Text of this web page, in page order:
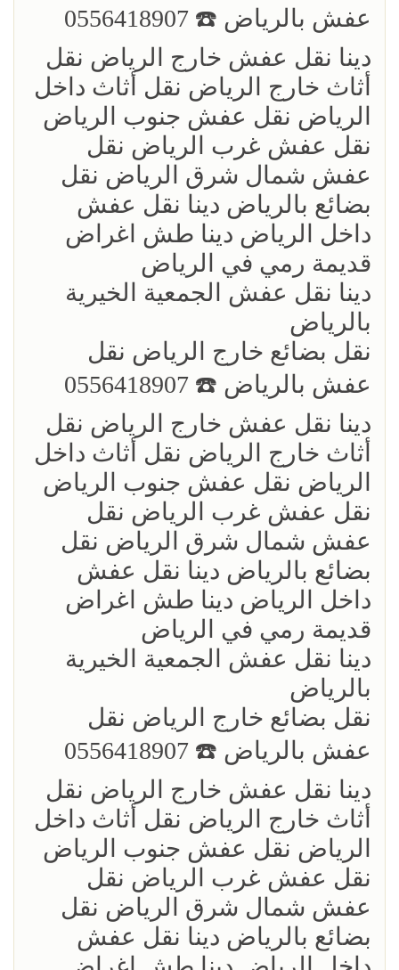
عفش بالرياض ☎️ 0556418907
دينا نقل عفش خارج الرياض نقل
أثاث خارج الرياض نقل أثاث داخل
الرياض نقل عفش جنوب الرياض
نقل عفش غرب الرياض نقل
عفش شمال شرق الرياض نقل
بضائع بالرياض دينا نقل عفش
داخل الرياض دينا طش اغراض
قديمة رمي في الرياض
دينا نقل عفش الجمعية الخيرية
بالرياض
نقل بضائع خارج الرياض ‏نقل
عفش بالرياض ☎️ 0556418907
دينا نقل عفش خارج الرياض نقل
أثاث خارج الرياض نقل أثاث داخل
الرياض نقل عفش جنوب الرياض
نقل عفش غرب الرياض نقل
عفش شمال شرق الرياض نقل
بضائع بالرياض دينا نقل عفش
داخل الرياض دينا طش اغراض
قديمة رمي في الرياض
دينا نقل عفش الجمعية الخيرية
بالرياض
نقل بضائع خارج الرياض ‏نقل
عفش بالرياض ☎️ 0556418907
دينا نقل عفش خارج الرياض نقل
أثاث خارج الرياض نقل أثاث داخل
الرياض نقل عفش جنوب الرياض
نقل عفش غرب الرياض نقل
عفش شمال شرق الرياض نقل
بضائع بالرياض دينا نقل عفش